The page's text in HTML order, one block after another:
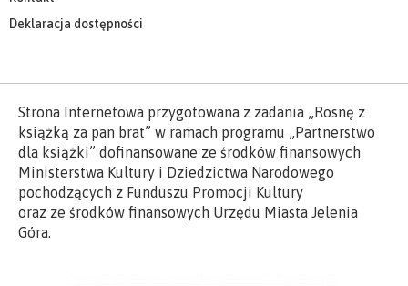
Deklaracja dostępności
Strona Internetowa przygotowana z zadania „Rosnę z
książką za pan brat” w ramach programu „Partnerstwo
dla książki” dofinansowane ze środków finansowych
Ministerstwa Kultury i Dziedzictwa Narodowego
pochodzących z Funduszu Promocji Kultury
oraz ze środków finansowych Urzędu Miasta Jelenia
Góra.